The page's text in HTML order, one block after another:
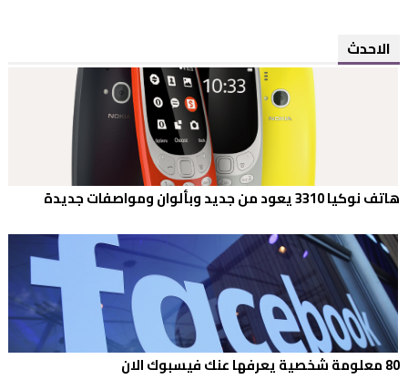
الاحدث
هاتف نوكيا 3310 يعود من جديد وبألوان ومواصفات جديدة
80 معلومة شخصية يعرفها عنك فيسبوك الان